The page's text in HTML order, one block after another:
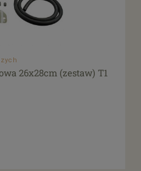
26x28cm (zestaw) T1